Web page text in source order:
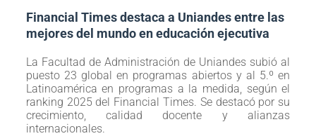
Financial Times destaca a Uniandes entre las
mejores del mundo en educación ejecutiva
La Facultad de Administración de Uniandes subió al
puesto 23 global en programas abiertos y al 5.º en
Latinoamérica en programas a la medida, según el
ranking 2025 del Financial Times. Se destacó por su
crecimiento, calidad docente y alianzas
internacionales.